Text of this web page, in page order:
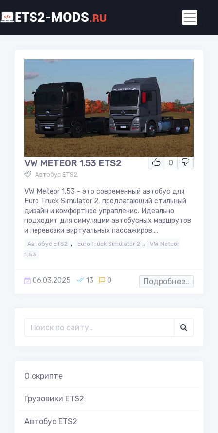
ETS2-MODS.RU
0
VW METEOR 1.53 ETS2
Автобус ETS2
VW Meteor 1.53 - это современный автобус для
Euro Truck Simulator 2, предлагающий стильный
дизайн и комфортное управление. Идеально
подходит для симуляции автобусных маршрутов
и перевозки виртуальных пассажиров....
Автобус ETS2 , Euro Truck Simulator 2 ,
VW Meteor
1.53
06.03.2025 13 0 Подробнее..
О скрипте
Грузовики ETS2
Автобус ETS2